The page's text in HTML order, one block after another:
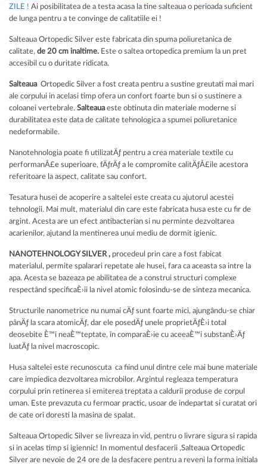
ZILE ! Ai posibilitatea de a testa acasa la tine salteaua o perioada suficient
de lunga pentru a te convinge de calitatiile ei !
Salteaua Ortopedic Silver este fabricata din spuma poliuretanica de
calitate, de 20 cm inaltime. Este o saltea ortopedica premium la un pret
accesibil cu o duritate ridicata.
SalteauaOrtopedic Silver a fost creata pentru a sustine greutati mai mari
ale corpului in acelasi timp ofera un confort foarte bun si o sustinere a
coloanei vertebrale. Salteauaeste obtinuta din materiale moderne si
durabilitatea este data de calitate tehnologica a spumei poliuretanice
nedeformabile.
Nanotehnologia poate fi utilizatÄƒ pentru a crea materiale textile cu
performanÅ£e superioare, fÄƒrÄƒ a le compromite calitÄƒÅ£ile acestora
referitoare la aspect, calitate sau confort.
Tesatura husei de acoperire a saltelei este creata cu ajutorul acestei
tehnologii. Mai mult, materialul din care este fabricata husa este cu fir de
argint. Acesta are un efect antibacterian si nu perminte dezvoltarea
acarienilor, ajutand la mentinerea unui mediu de dormit igienic.
NANOTEHNOLOGY SILVER , procedeul prin care a fost fabicat
materialul, permite spalarari repetate ale husei, fara ca aceasta sa intre la
apa. Acesta se bazeaza pe abilitatea de a construi structuri complexe
respectând specificaÈ›ii la nivel atomic folosindu-se de sinteza mecanica.
Structurile nanometrice nu numai cÄƒ sunt foarte mici, ajungându-se chiar
pânÄƒ la scara atomicÄƒ, dar ele posedÄƒ unele proprietÄƒÈ›i total
deosebite È™i neaÈ™teptate, în comparaÈ›ie cu aceeaÈ™i substanÈ›Äƒ
luatÄƒ la nivel macroscopic.
Husa saltelei este recunoscuta ca fiind unul dintre cele mai bune materiale
care impiedica dezvoltarea microbilor. Argintul regleaza temperatura
corpului prin retinerea si emiterea treptata a caldurii produse de corpul
uman. Este prevazuta cu fermoar practic, usoar de indepartat si curatat ori
de cate ori doresti la masina de spalat.
Salteaua Ortopedic Silver se livreaza in vid, pentru o livrare sigura si rapida
si in acelas timp si igiennic! In momentul desfacerii ,Salteaua Ortopedic
Silver are nevoie de 24 ore de la desfacere pentru a reveni la forma initiala